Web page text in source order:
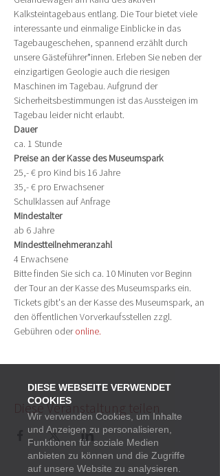
DIESE WEBSEITE VERWENDET
COOKIES
Wir verwenden Cookies, um Inhalte
und Anzeigen zu personalisieren,
Funktionen für soziale Medien
anbieten zu können und die Zugriffe
auf unsere Website zu analysieren.
Kalksteintagebaus entlang. Die Tour bietet viele
interessante und einmalige Einblicke in das
Tagebaugeschehen, spannend erzählt durch
unsere Gästeführer*innen. Erleben Sie neben der
einzigartigen Geologie auch die riesigen
Maschinen im Tagebau. Aufgrund der
Sicherheitsbestimmungen ist das Aussteigen im
Tagebau leider nicht erlaubt.
Dauer
ca. 1 Stunde
Preise an der Kasse des Museumspark
25,- € pro Kind bis 16 Jahre
35,- € pro Erwachsener
Schulklassen auf Anfrage
Mindestalter
ab 6 Jahre
Mindestteilnehmeranzahl
4 Erwachsene
Bitte finden Sie sich ca. 10 Minuten vor Beginn
der Tour an der Kasse des Museumsparks ein.
Tickets gibt's an der Kasse des Museumspark, an
den öffentlichen Vorverkaufsstellen zzgl.
Gebühren oder online.
Diese Veranstaltung teilen